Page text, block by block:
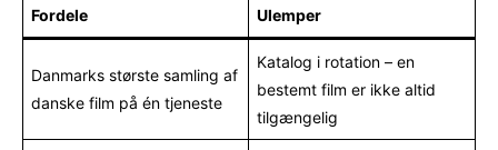
Fordele Ulemper
Danmarks største samling af
danske film på én tjeneste
Katalog i rotation – en
bestemt film er ikke altid
tilgængelig